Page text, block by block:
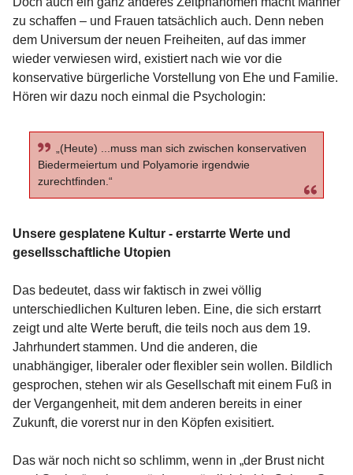
zu schaffen – und Frauen tatsächlich auch. Denn neben
dem Universum der neuen Freiheiten, auf das immer
wieder verwiesen wird, existiert nach wie vor die
konservative bürgerliche Vorstellung von Ehe und Familie.
Hören wir dazu noch einmal die Psychologin:
„(Heute) ...muss man sich zwischen konservativen
Biedermeiertum und Polyamorie irgendwie
zurechtfinden.“
Unsere gesplatene Kultur - erstarrte Werte und
gesellsschaftliche Utopien
Das bedeutet, dass wir faktisch in zwei völlig
unterschiedlichen Kulturen leben. Eine, die sich erstarrt
zeigt und alte Werte beruft, die teils noch aus dem 19.
Jahrhundert stammen. Und die anderen, die
unabhängiger, liberaler oder flexibler sein wollen. Bildlich
gesprochen, stehen wir als Gesellschaft mit einem Fuß in
der Vergangenheit, mit dem anderen bereits in einer
Zukunft, die vorerst nur in den Köpfen exisitiert.
Das wär noch nicht so schlimm, wenn in „der Brust nicht